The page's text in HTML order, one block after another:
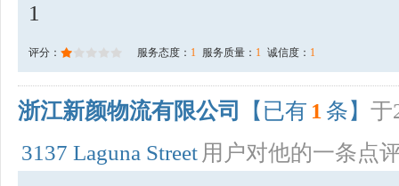
1
评分： 服务态度： 1 服务质量： 1 诚信度： 1
浙江新颜物流有限公司 【已有 1 条】 于
3137 Laguna Street 用户对他的一条点